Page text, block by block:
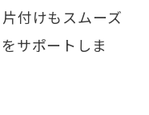
付けもスムーズ
サポートしま